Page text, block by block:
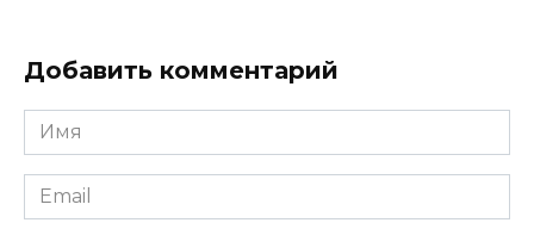
Добавить комментарий
Имя
*
Email
*